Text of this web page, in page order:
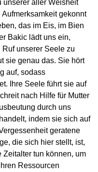
unserer aller Weisheit
gekonnt
das im Eis, im Bien
Bakic lädt uns ein,
unserer Seele zu
sie genau das. Sie hört
auf, sodass
Ihre Seele führt sie auf
nach Hilfe für Mutter
durch uns
indem sie sich auf
geratene
die sich hier stellt, ist,
Zeitalter tun können, um
Ressourcen